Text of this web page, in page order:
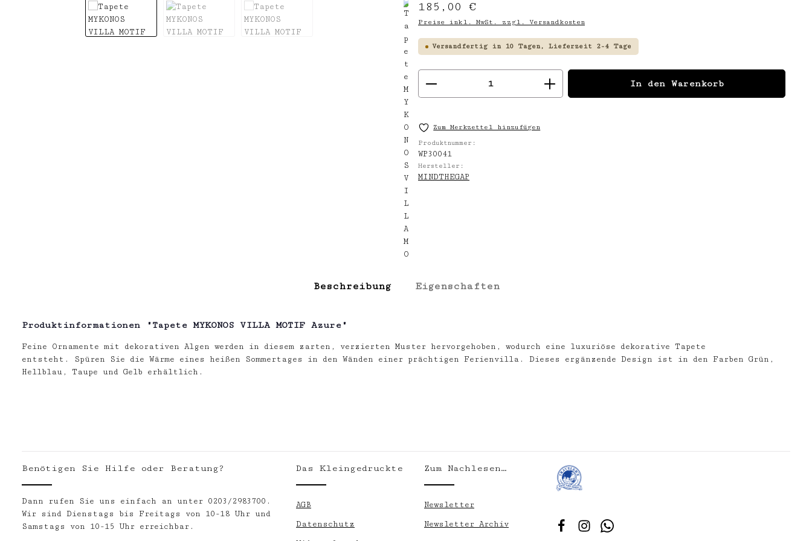
Bildergalerie überspringen Regulärer Preis:
185,00 €
Preise inkl. MwSt. zzgl. Versandkosten
Versandfertig in 10 Tagen, Lieferzeit 2-4 Tage
Produkt Anzahl: Gib den gewünschten Wert
In den Warenkorb
Zum Merkzettel hinzufügen
Produktnummer:
WP30041
Hersteller:
MINDTHEGAP
Beschreibung Eigenschaften
Produktinformationen "Tapete MYKONOS VILLA MOTIF Azure"
Feine Ornamente mit dekorativen Algen werden in diesem zarten, verzierten Muster hervorgehoben, wodurch eine luxuriöse dekorative Tapete
entsteht. Spüren Sie die Wärme eines heißen Sommertages in den Wänden einer prächtigen Ferienvilla. Dieses ergänzende Design ist in den Farben Grün,
Hellblau, Taupe und Gelb erhältlich.
Benötigen Sie Hilfe oder Beratung?
Dann rufen Sie uns einfach an unter 0203/2983700.
Wir sind Dienstags bis Freitags von 10-18 Uhr und
Samstags von 10-15 Uhr erreichbar.
Das Kleingedruckte
AGB
Datenschutz
Zum Nachlesen…
Newsletter
Newsletter Archiv